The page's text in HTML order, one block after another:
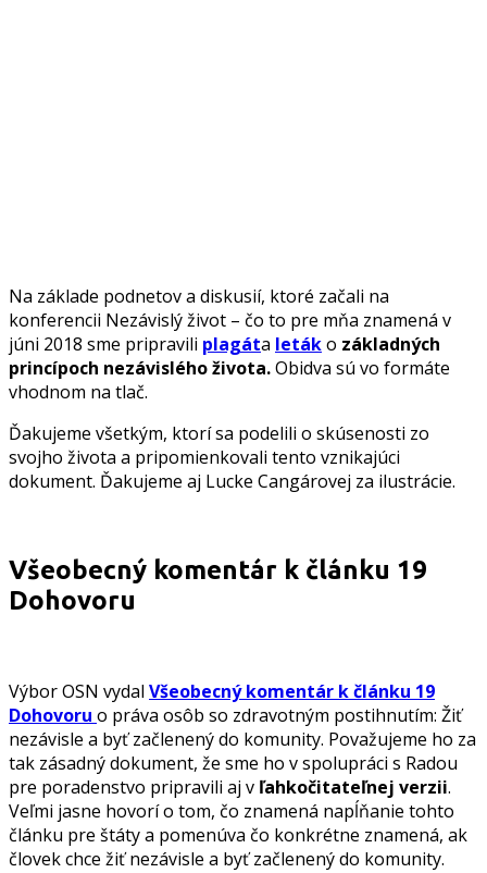
Na základe podnetov a diskusií, ktoré začali na
konferencii Nezávislý život – čo to pre mňa znamená v
júni 2018 sme pripravili plagáta letáko základných
princípoch nezávislého života.Obidva sú vo formáte
vhodnom na tlač.
Ďakujeme všetkým, ktorí sa podelili o skúsenosti zo
svojho života a pripomienkovali tento vznikajúci
dokument. Ďakujeme aj Lucke Cangárovej za ilustrácie.
Všeobecný komentár k článku 19
Dohovoru
Výbor OSN vydal Všeobecný komentár k článku 19
Dohovoru o práva osôb so zdravotným postihnutím: Žiť
nezávisle a byť začlenený do komunity. Považujeme ho za
tak zásadný dokument, že sme ho v spolupráci s Radou
pre poradenstvo pripravili aj v ľahkočitateľnej verzii.
Veľmi jasne hovorí o tom, čo znamená napĺňanie tohto
článku pre štáty a pomenúva čo konkrétne znamená, ak
človek chce žiť nezávisle a byť začlenený do komunity.